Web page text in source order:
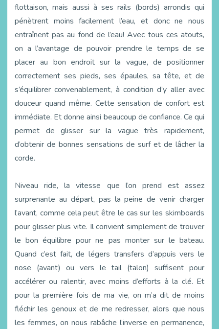
flottaison, mais aussi à ses rails (bords) arrondis qui
pénètrent moins facilement l’eau, et donc ne nous
entraînent pas au fond de l’eau! Avec tous ces atouts,
on a l’avantage de pouvoir prendre le temps de se
placer au bon endroit sur la vague, de positionner
correctement ses pieds, ses épaules, sa tête, et de
s’équilibrer convenablement, à condition d’y aller avec
douceur quand même. Cette sensation de confort est
immédiate. Et donne ainsi beaucoup de confiance. Ce qui
permet de glisser sur la vague très rapidement,
d’obtenir de bonnes sensations de surf et de lâcher la
corde.
Niveau ride, la vitesse que l’on prend est assez
surprenante au départ, pas la peine de venir charger
l’avant, comme cela peut être le cas sur les skimboards
pour glisser plus vite. Il convient simplement de trouver
le bon équilibre pour ne pas monter sur le bateau.
Quand c’est fait, de légers transfers d’appuis vers le
nose (avant) ou vers le tail (talon) suffisent pour
accélérer ou ralentir, avec moins d’efforts à la clé. Et
pour la première fois de ma vie, on m’a dit de moins
fléchir les genoux et de me redresser, alors que nous
les femmes, on nous rabâche l’inverse en permanence,